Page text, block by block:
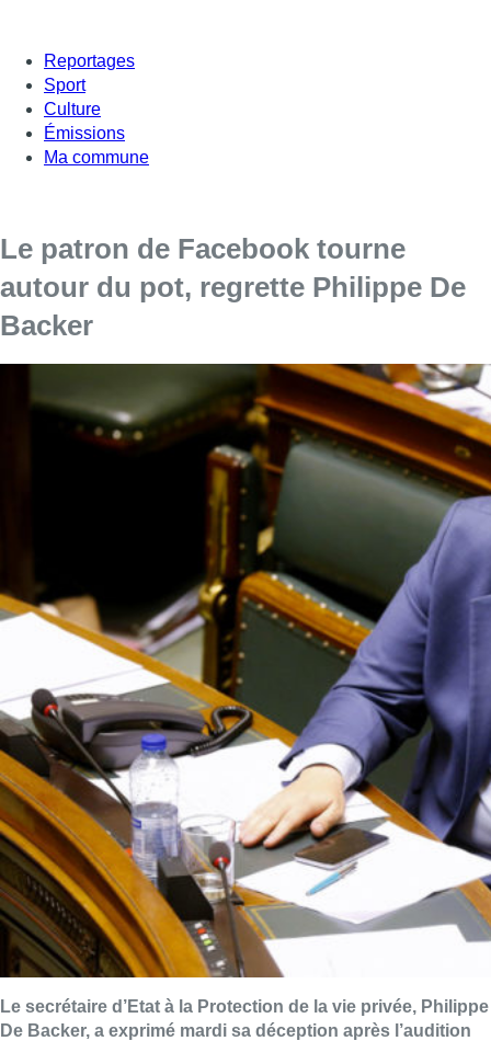
Reportages
Sport
Culture
Émissions
Ma commune
Le patron de Facebook tourne
autour du pot, regrette Philippe De
Backer
Le secrétaire d’Etat à la Protection de la vie privée, Philippe
De Backer, a exprimé mardi sa déception après l’audition